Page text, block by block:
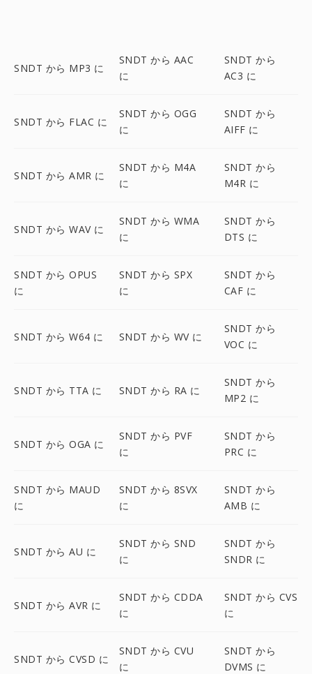
SNDT から MP3 に
SNDT から AAC
に
SNDT から
AC3 に
SNDT から FLAC に
SNDT から OGG
に
SNDT から
AIFF に
SNDT から AMR に
SNDT から M4A
に
SNDT から
M4R に
SNDT から WAV に
SNDT から WMA
に
SNDT から
DTS に
SNDT から OPUS
に
SNDT から SPX
に
SNDT から
CAF に
SNDT から W64 に SNDT から WV に
SNDT から
VOC に
SNDT から TTA に SNDT から RA に
SNDT から
MP2 に
SNDT から OGA に
SNDT から PVF
に
SNDT から
PRC に
SNDT から MAUD
に
SNDT から 8SVX
に
SNDT から
AMB に
SNDT から AU に
SNDT から SND
に
SNDT から
SNDR に
SNDT から AVR に
SNDT から CDDA
に
SNDT から CVS
に
SNDT から CVSD に
SNDT から CVU
に
SNDT から
DVMS に